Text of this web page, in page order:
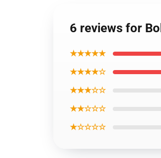
6 reviews for
★★★★★
★★★★☆
★★★☆☆
★★☆☆☆
★☆☆☆☆